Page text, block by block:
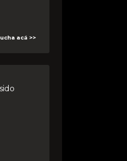
acá >>